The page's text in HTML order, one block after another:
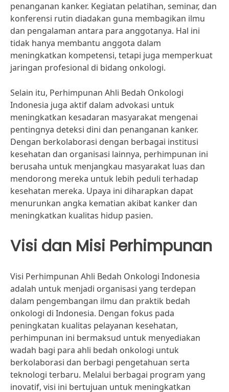
penanganan kanker. Kegiatan pelatihan, seminar, dan
konferensi rutin diadakan guna membagikan ilmu
dan pengalaman antara para anggotanya. Hal ini
tidak hanya membantu anggota dalam
meningkatkan kompetensi, tetapi juga memperkuat
jaringan profesional di bidang onkologi.
Selain itu, Perhimpunan Ahli Bedah Onkologi
Indonesia juga aktif dalam advokasi untuk
meningkatkan kesadaran masyarakat mengenai
pentingnya deteksi dini dan penanganan kanker.
Dengan berkolaborasi dengan berbagai institusi
kesehatan dan organisasi lainnya, perhimpunan ini
berusaha untuk menjangkau masyarakat luas dan
mendorong mereka untuk lebih peduli terhadap
kesehatan mereka. Upaya ini diharapkan dapat
menurunkan angka kematian akibat kanker dan
meningkatkan kualitas hidup pasien.
Visi dan Misi Perhimpunan
Visi Perhimpunan Ahli Bedah Onkologi Indonesia
adalah untuk menjadi organisasi yang terdepan
dalam pengembangan ilmu dan praktik bedah
onkologi di Indonesia. Dengan fokus pada
peningkatan kualitas pelayanan kesehatan,
perhimpunan ini bermaksud untuk menyediakan
wadah bagi para ahli bedah onkologi untuk
berkolaborasi dan berbagi pengetahuan serta
teknologi terbaru. Melalui berbagai program yang
inovatif, visi ini bertujuan untuk meningkatkan